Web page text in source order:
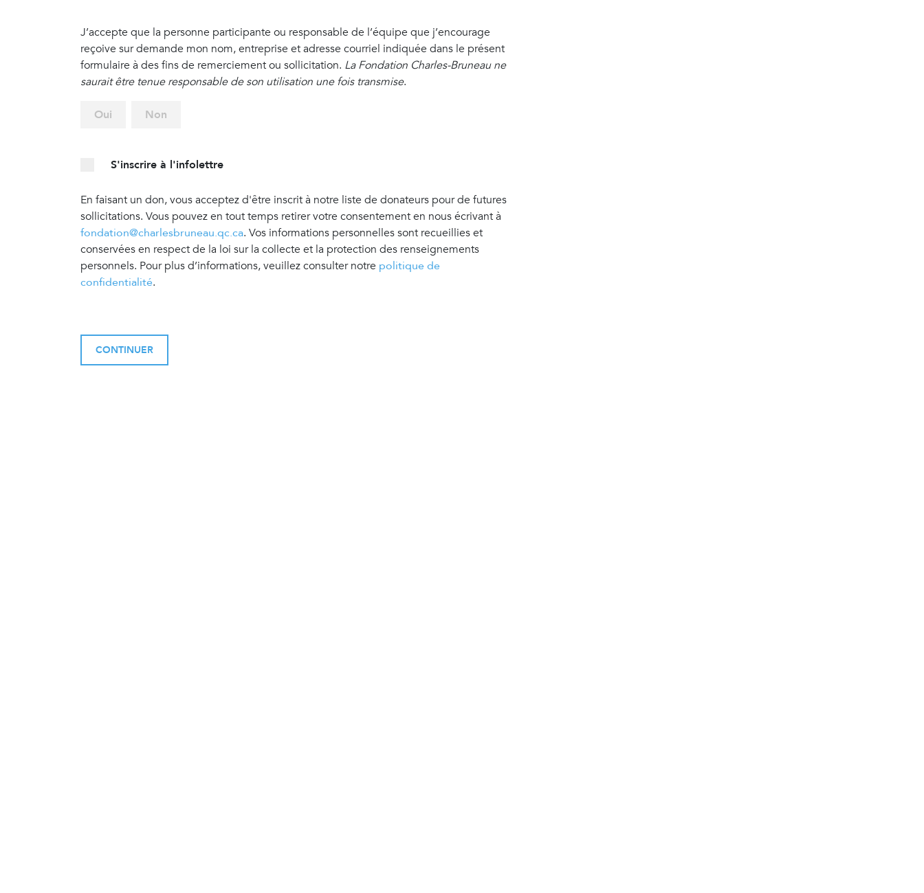
J’accepte que la personne participante ou responsable de l’équipe que j’encourage
reçoive sur demande mon nom, entreprise et adresse courriel indiquée dans le présent
formulaire à des fins de remerciement ou sollicitation. La Fondation Charles-Bruneau ne
saurait être tenue responsable de son utilisation une fois transmise.
Oui Non
S'inscrire à l'infolettre
En faisant un don, vous acceptez d'être inscrit à notre liste de donateurs pour de futures
sollicitations. Vous pouvez en tout temps retirer votre consentement en nous écrivant à
fondation@charlesbruneau.qc.ca. Vos informations personnelles sont recueillies et
conservées en respect de la loi sur la collecte et la protection des renseignements
personnels. Pour plus d’informations, veuillez consulter notre politique de
confidentialité.
CONTINUER